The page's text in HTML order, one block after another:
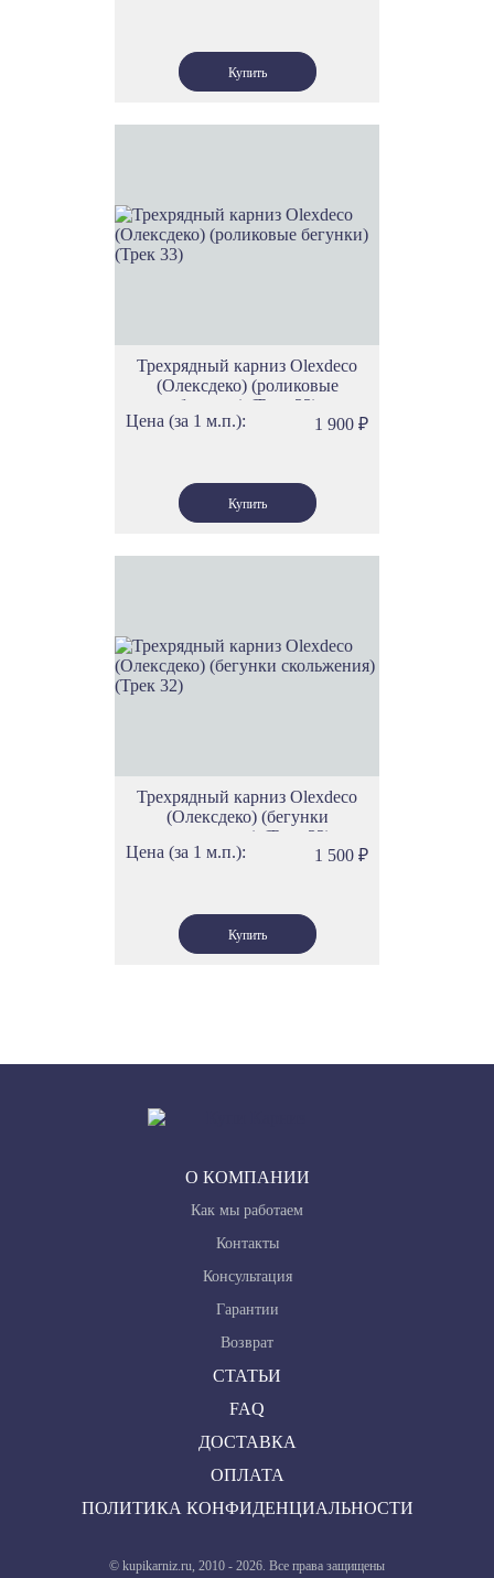
Трехрядный карниз Olexdeco
(Олексдеко) (роликовые
бегунки) (Трек 33)
Цена (за 1 м.п.):
1 900 ₽
Трехрядный карниз Olexdeco
(Олексдеко) (бегунки
скольжения) (Трек 32)
Цена (за 1 м.п.):
1 500 ₽
О КОМПАНИИ
Как мы работаем
Контакты
Консультация
Гарантии
Возврат
СТАТЬИ
FAQ
ДОСТАВКА
ОПЛАТА
ПОЛИТИКА КОНФИДЕНЦИАЛЬНОСТИ
© kupikarniz.ru, 2010 - 2026. Все права защищены